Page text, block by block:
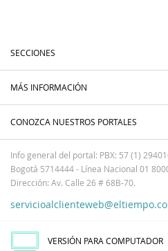
SECCIONES
MÁS INFORMACIÓN
CONOZCA NUESTROS PORTALES
Info general del portal: PBX: 57 (1)
Bogotá 5714444 - Línea Nacional 01
Dirección: Av. Calle 26 # 68B-70.
VERSIÓN PARA COMPUTADOR